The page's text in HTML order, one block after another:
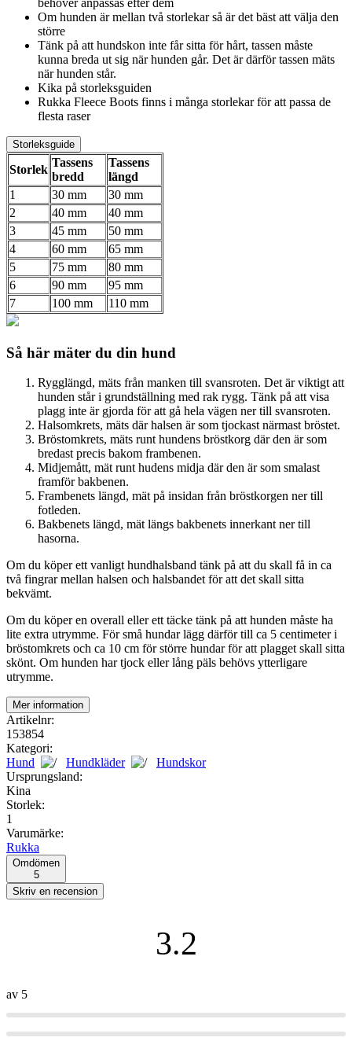
Om hunden är mellan två storlekar så är det bäst att välja den
större
Tänk på att hundskon inte får sitta för hårt, tassen måste
kunna breda ut sig när hunden går. Det är därför tassen mäts
när hunden står.
Kika på storleksguiden
Rukka Fleece Boots finns i många storlekar för att passa de
flesta raser
Storleksguide
Storlek
Tassens
bredd
Tassens
längd
1
30 mm
30 mm
2
40 mm
40 mm
3
45 mm
50 mm
4
60 mm
65 mm
5
75 mm
80 mm
6
90 mm
95 mm
7
100 mm 110 mm
Så här mäter du din hund
Rygglängd, mäts från manken till svansroten. Det är viktigt att
hunden står i grundställning med rak rygg. Tänk på att visa
plagg inte är gjorda för att gå hela vägen ner till svansroten.
Halsomkrets, mäts där halsen är som tjockast närmast bröstet.
Bröstomkrets, mäts runt hundens bröstkorg där den är som
bredast precis bakom frambenen.
Midjemått, mät runt hudens midja där den är som smalast
framför bakbenen.
Frambenets längd, mät på insidan från bröstkorgen ner till
fotleden.
Bakbenets längd, mät längs bakbenets innerkant ner till
hasorna.
Om du köper ett vanligt hundhalsband tänk på att du skall få in ca
två fingrar mellan halsen och halsbandet för att det skall sitta
bekvämt.
Om du köper en overall eller ett täcke tänk på att hunden måste ha
lite extra utrymme. För små hundar lägg därför till ca 5 centimeter i
bröstomkrets och ca 10 cm för större hundar för att plagget skall sitta
skönt. Om hunden har tjock eller lång päls behövs ytterligare
utrymme.
Mer information
Artikelnr:
153854
Kategori:
Hund
Hundkläder
Hundskor
Ursprungsland:
Kina
Storlek:
1
Varumärke:
Rukka
Omdömen
5
3.2
av 5